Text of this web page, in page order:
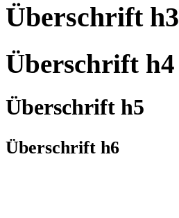
Überschrift h3
Überschrift h4
Überschrift h5
Überschrift h6